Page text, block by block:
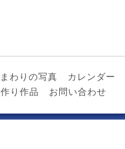
わりの写真 カレンダー
り作品 お問い合わせ